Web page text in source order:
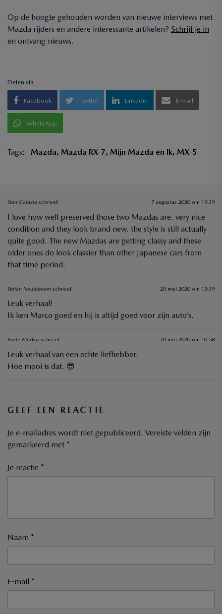
Op de hoogte gehouden worden van nieuwe interviews met
Mazda rijders en andere interessante artikelen? Schrijf je in
en ontvang nieuws.
Delen via
Facebook Twitter Linkedin E-mail
WhatsApp
Tags: Mazda, Mazda RX-7, Mijn Mazda en Ik, MX-5
Stan Galaxia schreef: 7 augustus 2020 om 19:39
I love how well preserved those two Mazdas are. very nice
condition and they look brand new. the style is still actually
quite good. The new Mazdas are getting classy and these
older ones do look classier than other Japanese cars from
that time period.
Stefan Neuteboom schreef: 20 mei 2020 om 13:39
Leuk verhaal!
Ik ken Marco goed en hij is altijd goed voor zijn auto’s.
Emile Merkus schreef: 20 mei 2020 om 10:58
Leuk verhaal van een echte liefhebber.
Hoe mooi is dat. 😎
GEEF EEN REACTIE
Je e-mailadres wordt niet gepubliceerd. Vereiste velden zijn
gemarkeerd met *
Je reactie *
Naam *
E-mail *